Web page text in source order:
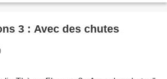
3 : Avec des chutes